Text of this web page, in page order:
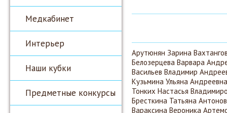
Медкабинет
Интерьер
Наши кубки
Предметные конкурсы
Арутюнян Зарина
Белозерцева Варвара
Васильев Владимир
Кузьмина Ульяна Андреевна
Тонких Настасья
Бресткина Татьяна
Вараксина Вероника